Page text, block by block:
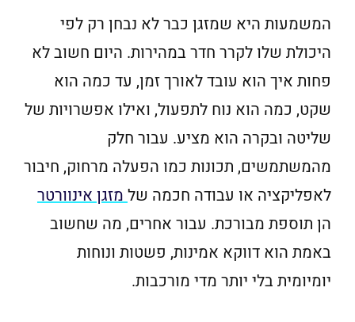
המשמעות היא שמזגן כבר לא נבחן רק לפי
היכולת שלו לקרר חדר במהירות. היום חשוב לא
פחות איך הוא עובד לאורך זמן, עד כמה הוא
שקט, כמה הוא נוח לתפעול, ואילו אפשרויות של
שליטה ובקרה הוא מציע. עבור חלק
מהמשתמשים, תכונות כמו הפעלה מרחוק, חיבור
לאפליקציה או עבודה חכמה שלמזגן אינוורטר
הן תוספת מבורכת. עבור אחרים, מה שחשוב
באמת הוא דווקא אמינות, פשטות ונוחות
יומיומית בלי יותר מדי מורכבות.